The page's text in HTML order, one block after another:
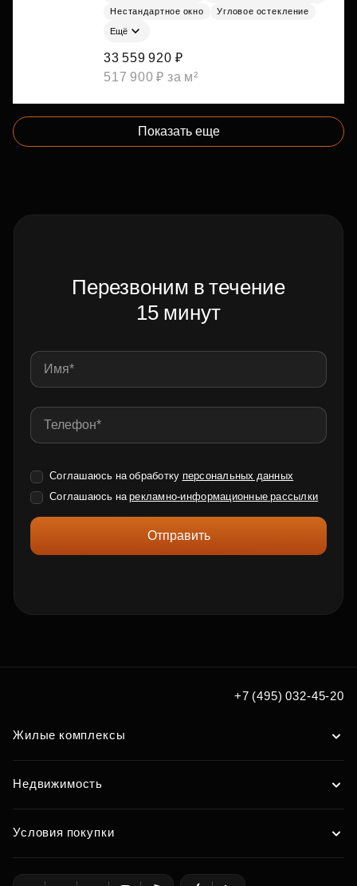
Нестандартное окно
Угловое остекление
Ещё
33 559 920 ₽
517 900 ₽ за м²
Показать еще
Перезвоним в течение
15 минут
Соглашаюсь на обработку персональных данных
Соглашаюсь нарекламно-информационные рассылки
Отправить
+7 (495) 032-45-20
Жилые комплексы
Недвижимость
Условия покупки